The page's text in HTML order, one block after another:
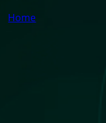
Home